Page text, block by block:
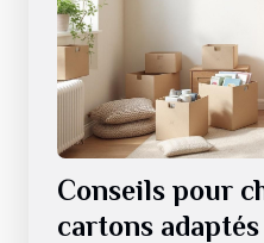
Conseils pour
cartons adaptés